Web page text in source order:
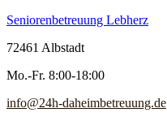
Seniorenbetreuung Lebherz
72461 Albstadt
Mo.-Fr. 8:00-18:00
info@24h-daheimbetreuung.de